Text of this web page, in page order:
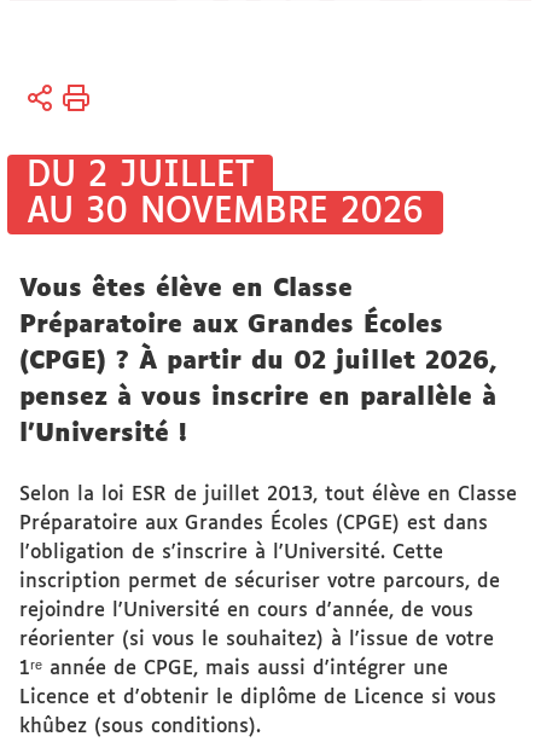
Vous
Accueil
Actualités
universitaires
DU 2 JUILLET
AU 30 NOVEMBRE 2026
Vous êtes élève en Classe
Préparatoire aux Grandes Écoles
(CPGE) ? À partir du 02 juillet 2026,
pensez à vous inscrire en parallèle à
l'Université !
Selon la loi ESR de juillet 2013, tout élève en Classe
Préparatoire aux Grandes Écoles (CPGE) est dans
l'obligation de s'inscrire à l'Université. Cette
inscription permet de sécuriser votre parcours, de
rejoindre l'Université en cours d'année, de vous
réorienter (si vous le souhaitez) à l'issue de votre
1ʳᵉ année de CPGE, mais aussi d'intégrer une
Licence et d'obtenir le diplôme de Licence si vous
khûbez (sous conditions).